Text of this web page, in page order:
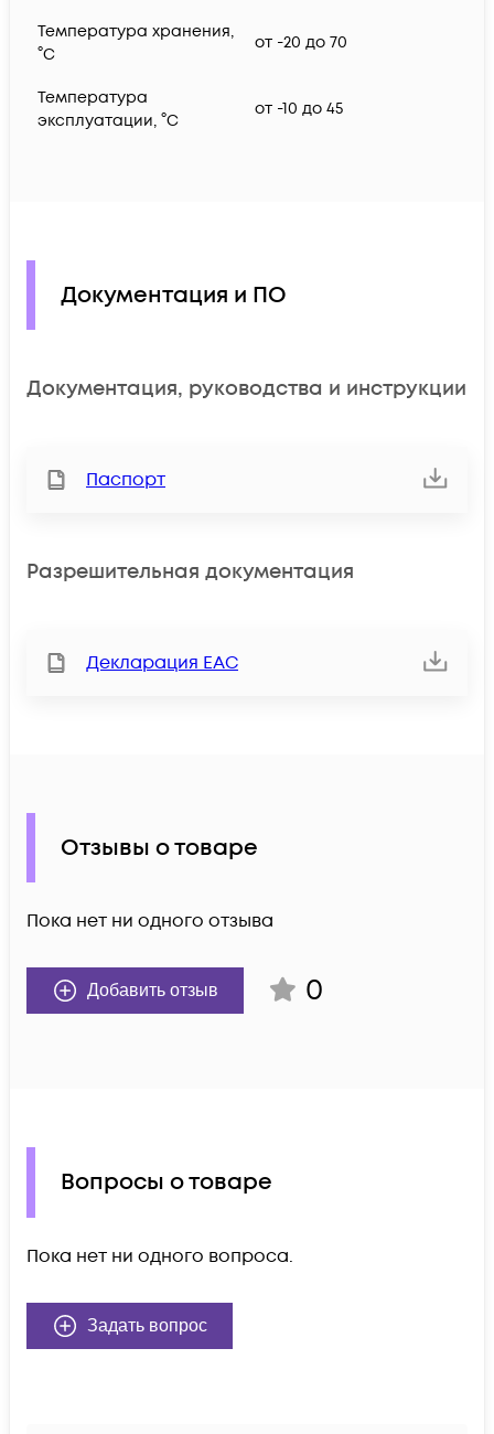
Температура хранения,
°C
от -20 до 70
Температура
эксплуатации, °C
от -10 до 45
Документация и ПО
Документация, руководства и инструкции
Паспорт
Разрешительная документация
Декларация ЕАС
Отзывы о товаре
Пока нет ни одного отзыва
Добавить отзыв 0
Вопросы о товаре
Пока нет ни одного вопроса.
Задать вопрос